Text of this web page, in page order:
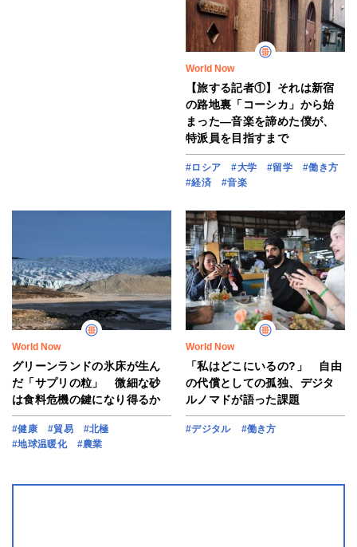
World Now
【旅する記者①】それは新宿
の路地裏「コーシカ」から始
まった―音楽を諦めた僕が、
特派員を目指すまで
#ロシア #大学 #留学
#働き方
#経済
#音楽
World Now
グリーンランドの氷床が生ん
だ「サプリの粒」 微細な砂
は食料危機の鍵になり得るか
#健康 #貿易
#北極
#地球温暖化
#農業
World Now
「私はどこにいるの?」 自由
の代償としての孤独、デジタ
ルノマドが語った課題
#デジタル #働き方